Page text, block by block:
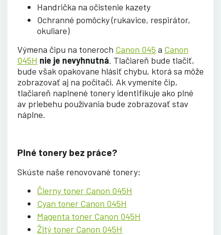
Handrička na očistenie kazety
Ochranné pomôcky (rukavice, respirátor,
okuliare)
Výmena čipu na toneroch Canon 045 a Canon
045H nie je nevyhnutná. Tlačiareň bude tlačiť,
bude však opakovane hlásiť chybu, ktorá sa môže
zobrazovať aj na počítači. Ak vymeníte čip,
tlačiareň naplnené tonery identifikuje ako plné
av priebehu používania bude zobrazovať stav
náplne.
Plné tonery bez práce?
Skúste naše renovované tonery:
Čierny toner Canon 045H
Cyan toner Canon 045H
Magenta toner Canon 045H
Žltý toner Canon 045H